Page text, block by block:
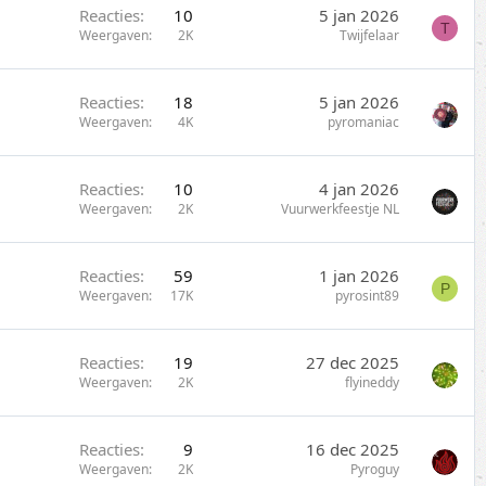
Reacties 10
Weergaven 2K
5 jan 2026
Twijfelaar T
Reacties 18
Weergaven 4K
5 jan 2026
pyromaniac
Reacties 10
Weergaven 2K
4 jan 2026
Vuurwerkfeestje NL
Reacties 59
Weergaven 17K
1 jan 2026
pyrosint89 P
Reacties 19
Weergaven 2K
27 dec 2025
flyineddy
Reacties 9
Weergaven 2K
16 dec 2025
Pyroguy